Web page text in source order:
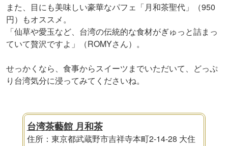
また、目にも美味しい豪華なパフェ「月和茶聖代」（950
円）もオススメ。
「仙草や愛玉など、台湾の伝統的な食材がぎゅっと詰まっ
ていて贅沢ですよ」（ROMYさん）。
せっかくなら、食事からスイーツまでいただいて、どっぷ
り台湾気分に浸ってみてくださいね。
台湾茶藝館 月和茶
住所：東京都武蔵野市吉祥寺本町2-14-28 大住